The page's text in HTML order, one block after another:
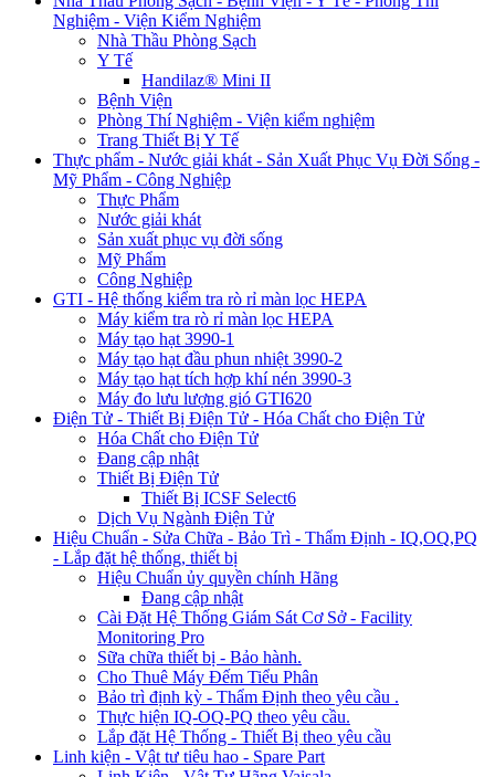
Nghiệm - Viện Kiểm Nghiệm
Nhà Thầu Phòng Sạch
Y Tế
Handilaz® Mini II
Bệnh Viện
Phòng Thí Nghiệm - Viện kiểm nghiệm
Trang Thiết Bị Y Tế
Thực phẩm - Nước giải khát - Sản Xuất Phục Vụ Đời Sống -
Mỹ Phẩm - Công Nghiệp
Thực Phẩm
Nước giải khát
Sản xuất phục vụ đời sống
Mỹ Phẩm
Công Nghiệp
GTI - Hệ thống kiểm tra rò rỉ màn lọc HEPA
Máy kiểm tra rò rỉ màn lọc HEPA
Máy tạo hạt 3990-1
Máy tạo hạt đầu phun nhiệt 3990-2
Máy tạo hạt tích hợp khí nén 3990-3
Máy đo lưu lượng gió GTI620
Điện Tử - Thiết Bị Điện Tử - Hóa Chất cho Điện Tử
Hóa Chất cho Điện Tử
Đang cập nhật
Thiết Bị Điện Tử
Thiết Bị ICSF Select6
Dịch Vụ Ngành Điện Tử
Hiệu Chuẩn - Sửa Chữa - Bảo Trì - Thẩm Định - IQ,OQ,PQ
- Lắp đặt hệ thống, thiết bị
Hiệu Chuẩn ủy quyền chính Hãng
Đang cập nhật
Cài Đặt Hệ Thống Giám Sát Cơ Sở - Facility
Monitoring Pro
Sữa chữa thiết bị - Bảo hành.
Cho Thuê Máy Đếm Tiểu Phân
Bảo trì định kỳ - Thẩm Định theo yêu cầu .
Thực hiện IQ-OQ-PQ theo yêu cầu.
Lắp đặt Hệ Thống - Thiết Bị theo yêu cầu
Linh kiện - Vật tư tiêu hao - Spare Part